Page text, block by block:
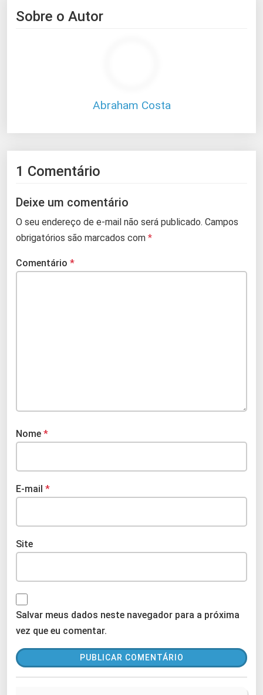
Sobre o Autor
Abraham Costa
1 Comentário
Deixe um comentário
O seu endereço de e-mail não será publicado. Campos
obrigatórios são marcados com *
Comentário *
Nome *
E-mail *
Site
Salvar meus dados neste navegador para a próxima
vez que eu comentar.